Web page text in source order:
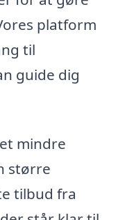
platform
til
guide dig
mindre
større
tilbud fra